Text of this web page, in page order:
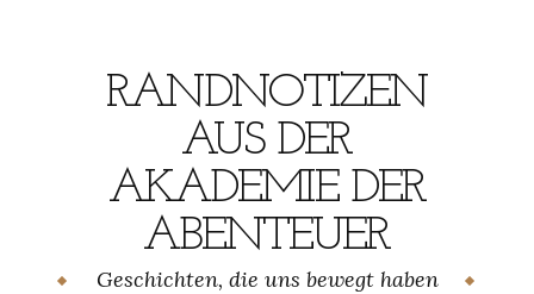
RANDNOTIZEN
AUS DER
AKADEMIE DER
ABENTEUER
Geschichten, die uns bewegt haben